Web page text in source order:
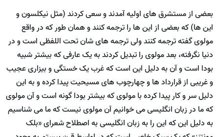
بعضی از مستشرق های اولیه آمدند و سعی کردند (مثل نیکلسون و
این ها) که بعضی از این ها را ترجمه کنند و همان طور که در واقع
مولوی گفته ترجمه کنند ولی ترجمه های شان تحت اللفظی است و در
دنیا نگرفته، بعد مولوی را تبدیل کردند به یک عارفی که بیشتر شبیه
بودا است و آن به دلیل این است که غرب یک خستگی و بیزاری عجیب
و غریبی از قرارداد ها و چهارچوب های مسیحیت پیدا کرده و به این
دلیل سر و کار پیدا کرده با مولوی که بیشتر بودا گونه است و آن مولوی
که ما در زبان انگلیسی می خوانیم آن مولوی نیست که ما می شناسیم
به دلیل این که این را به زبان انگلیسی به اصطلاح شعرای «بلک